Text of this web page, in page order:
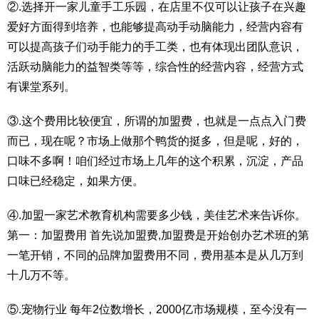
②.选择开一家儿童手工乐园，在店里不仅可以让孩子在兴趣
爱好方面得到培养，也能够提高动手动脑能力，经营内容有
可以提高孩子们动手能力的手工类，也有体现出团队意识，
活跃动脑能力的益智类等等，综合性的经营内容，经营方式
有课堂系列。
③.这个费用比较便宜，所谓的加盟费，也就是一点点入门费
而已，现在呢？市场上做那个鸭货的挺多，但是呢，好的，
口味不多啊！咱们经过市场上几年的这个积累，沉淀，产品
口味已经稳定，如果方便。
④.加盟一家艺术教育机构需要多少钱，美佳艺术来告诉你。
第一：加盟费用 首先说加盟费,加盟费是开始创办艺术班的第
一笔开销，不同的品牌加盟费用不同，费用基本是从几万到
十几万不等。
⑤.宠物行业 每年2位数增长，2000亿市场规模，至今没有一